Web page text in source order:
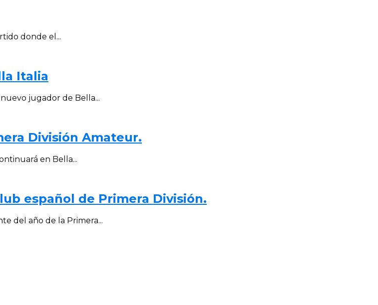
donde el...
Italia
jugador de Bella...
División Amateur.
en Bella...
español de Primera División.
del año de la Primera...